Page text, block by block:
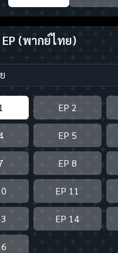
(พากย์ไทย)
EP 2
EP 5
EP 8
EP 11
EP 14